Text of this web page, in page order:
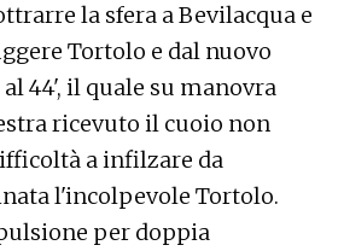
la sfera a Bevilacqua e
Tortolo e dal nuovo
44', il quale su manovra
ricevuto il cuoio non
a infilzare da
l'incolpevole Tortolo.
per doppia